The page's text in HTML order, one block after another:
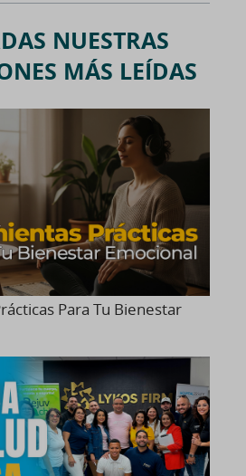
NUESTRAS
MÁS LEÍDAS
Para Tu Bienestar